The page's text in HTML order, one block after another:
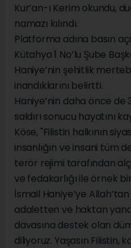
Kur’an-ı Kerim okundu,
namazı kılındı.
Platforma adına basın
Kütahya 1 No’lu Şube
Haniye’nin şehitlik
inandıklarını belirtti.
Haniye’nin daha önce
saldırı sonucu hayatını
Köse, "Filistin halkının
insanlığın ve insani tüm
terör rejimi tarafından
ve fedakarlığı ile örnek
İsmail Haniye’ye
adaletten ve haktan
davasına destek olan
diliyoruz. Yaşasın Filistin,